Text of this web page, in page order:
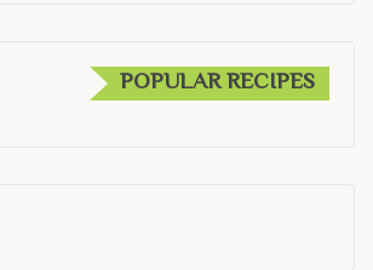
POPULAR RECIPES